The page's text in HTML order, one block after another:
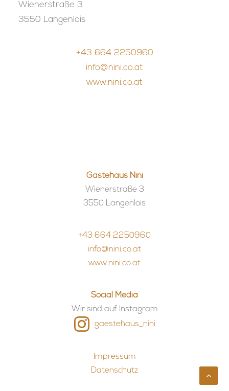
Wienerstraße 3
3550 Langenlois
+43 664 2250960
info@nini.co.at
www.nini.co.at
Gästehaus Nini
Wienerstraße 3
3550 Langenlois
+43 664 2250960
info@nini.co.at
www.nini.co.at
Social Media
Wir sind auf Instagram
gaestehaus_nini
Impressum
Datenschutz